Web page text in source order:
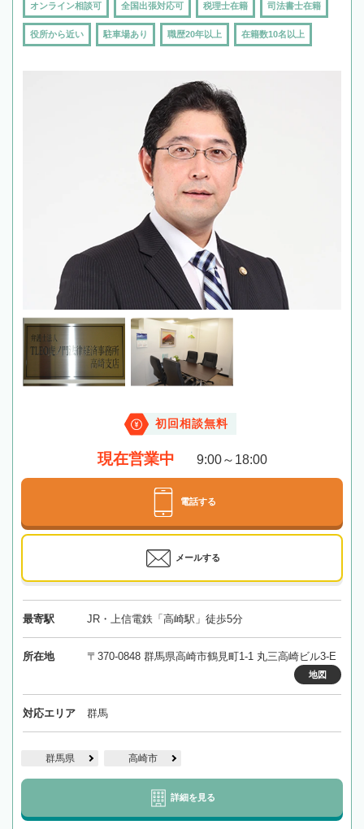
オンライン相談可 全国出張対応可 税理士在籍 司法書士在籍
役所から近い 駐車場あり 職歴20年以上 在籍数10名以上
初回相談無料
現在営業中 9:00～18:00
電話する
メールする
最寄駅 JR・上信電鉄「高崎駅」徒歩5分
所在地 〒370-0848 群馬県高崎市鶴見町1-1 丸三高崎ビル3-E
地図
対応エリア 群馬
群馬県 高崎市
詳細を見る